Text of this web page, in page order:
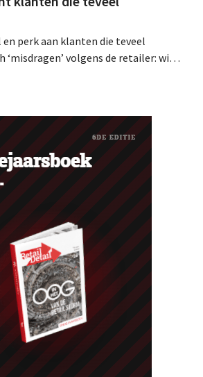
perk aan klanten die teveel
volgens de retailer: wie